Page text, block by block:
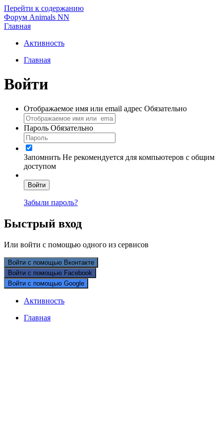
Перейти к содержанию
Форум Animals NN
Главная
Активность
Главная
Войти
Отображаемое имя или email адрес Обязательно
Пароль Обязательно
Запомнить Не рекомендуется для компьютеров с общим
доступом
Войти
Забыли пароль?
Быстрый вход
Или войти с помощью одного из сервисов
Войти с помощью Вконтакте
Войти с помощью Facebook
Войти с помощью Google
Активность
Главная